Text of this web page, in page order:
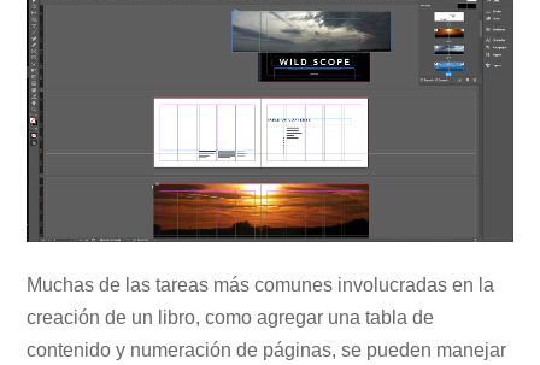
Muchas de las tareas más comunes involucradas en la
creación de un libro, como agregar una tabla de
contenido y numeración de páginas, se pueden manejar